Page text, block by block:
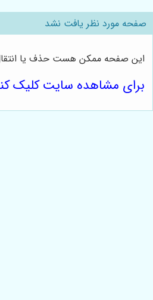
صفحه مورد نظر یافت نشد
این صفحه ممکن هست حذف یا انتقال
برای مشاهده سایت کلیک